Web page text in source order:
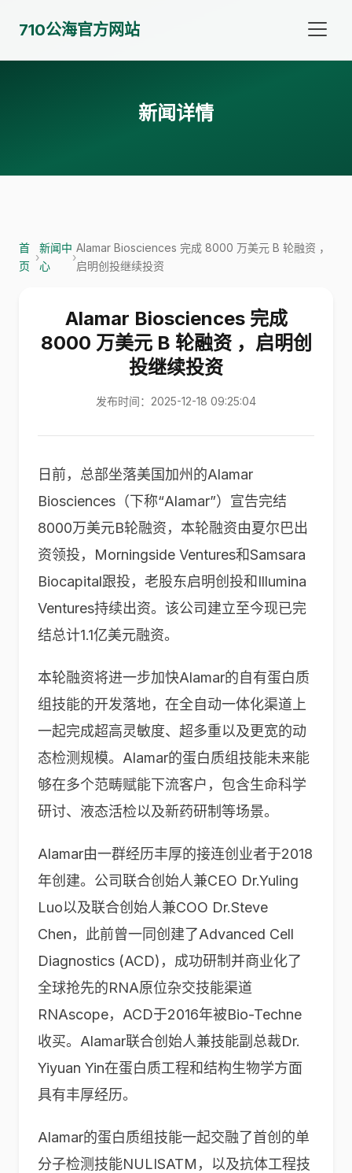
710公海官方网站
新闻详情
首
页
›
新闻中
心
›
Alamar Biosciences 完成 8000 万美元 B 轮融资 ，
启明创投继续投资
Alamar Biosciences 完成
8000 万美元 B 轮融资 ，启明创
投继续投资
发布时间：2025-12-18 09:25:04
日前，总部坐落美国加州的Alamar
Biosciences（下称“Alamar”）宣告完结
8000万美元B轮融资，本轮融资由夏尔巴出
资领投，Morningside Ventures和Samsara
Biocapital跟投，老股东启明创投和Illumina
Ventures持续出资。该公司建立至今现已完
结总计1.1亿美元融资。
本轮融资将进一步加快Alamar的自有蛋白质
组技能的开发落地，在全自动一体化渠道上
一起完成超高灵敏度、超多重以及更宽的动
态检测规模。Alamar的蛋白质组技能未来能
够在多个范畴赋能下流客户，包含生命科学
研讨、液态活检以及新药研制等场景。
Alamar由一群经历丰厚的接连创业者于2018
年创建。公司联合创始人兼CEO Dr.Yuling
Luo以及联合创始人兼COO Dr.Steve
Chen，此前曾一同创建了Advanced Cell
Diagnostics (ACD)，成功研制并商业化了
全球抢先的RNA原位杂交技能渠道
RNAscope，ACD于2016年被Bio-Techne
收买。Alamar联合创始人兼技能副总裁Dr.
Yiyuan Yin在蛋白质工程和结构生物学方面
具有丰厚经历。
Alamar的蛋白质组技能一起交融了首创的单
分子检测技能NULISATM，以及抗体工程技